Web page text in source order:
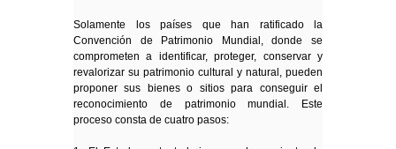
Solamente los países que han ratificado la
Convención de Patrimonio Mundial, donde se
comprometen a identificar, proteger, conservar y
revalorizar su patrimonio cultural y natural, pueden
proponer sus bienes o sitios para conseguir el
reconocimiento de patrimonio mundial. Este
proceso consta de cuatro pasos: